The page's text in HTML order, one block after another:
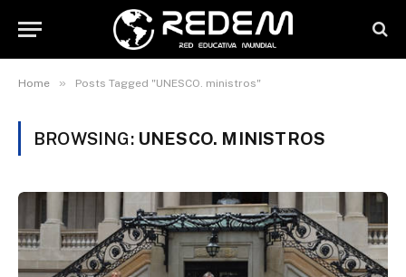
Home » Posts Tagged "UNESCO. ministros"
BROWSING: UNESCO. MINISTROS